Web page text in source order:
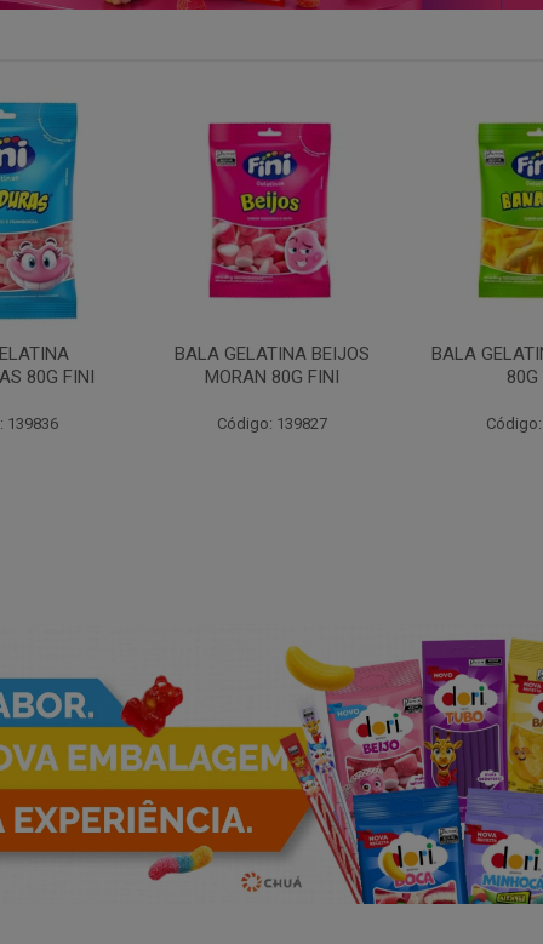
80G FINI
139836
BALA GELATINA BEIJOS
MORAN 80G FINI
Código: 139827
BALA
80G